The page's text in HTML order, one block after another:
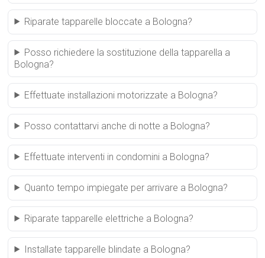
Riparate tapparelle bloccate a Bologna?
Posso richiedere la sostituzione della tapparella a
Bologna?
Effettuate installazioni motorizzate a Bologna?
Posso contattarvi anche di notte a Bologna?
Effettuate interventi in condomini a Bologna?
Quanto tempo impiegate per arrivare a Bologna?
Riparate tapparelle elettriche a Bologna?
Installate tapparelle blindate a Bologna?